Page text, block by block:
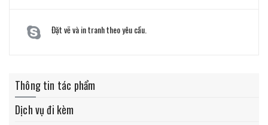
Đặt vẽ và in tranh theo yêu cầu.
Thông tin tác phẩm
Dịch vụ đi kèm